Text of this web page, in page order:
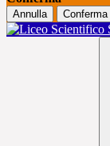
Annulla Conferma